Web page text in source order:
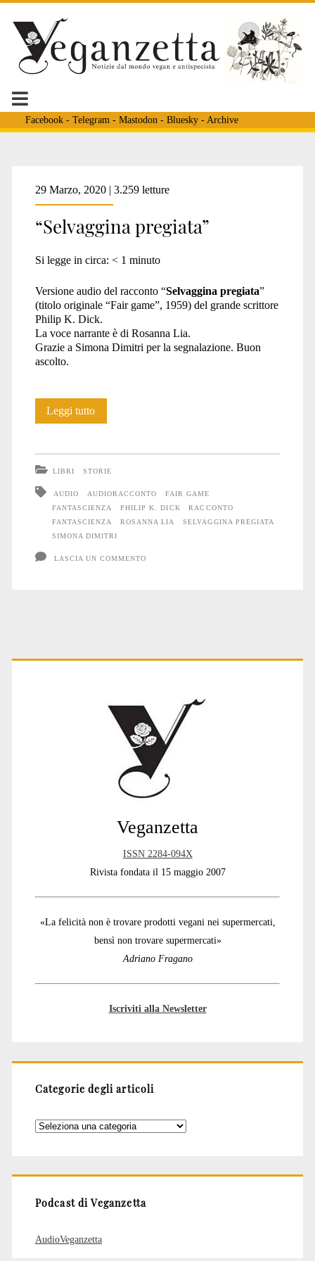
Facebook- Telegram - Mastodon - Bluesky- Archive
Tag:
<span>selvaggina
pregiata</span>
29 Marzo, 2020 | 3.259 letture
“Selvaggina pregiata”
Si legge in circa: < 1 minuto
Versione audio del racconto “Selvaggina pregiata”
(titolo originale “Fair game”, 1959) del grande scrittore
Philip K. Dick.
La voce narrante è di Rosanna Lia.
Grazie a Simona Dimitri per la segnalazione. Buon
ascolto.
Leggi tutto“Selvaggina
LIBRI STORIE
AUDIO AUDIORACCONTO
FAIR GAME
FANTASCIENZA
PHILIP K. DICK
RACCONTO
FANTASCIENZA
ROSANNA LIA
SELVAGGINA PREGIATA
SIMONA DIMITRI
LASCIA UN COMMENTO
Primary
Veganzetta
ISSN 2284-094X
Rivista fondata il 15 maggio 2007
«La felicità non è trovare prodotti vegani nei supermercati,
bensì non trovare supermercati»
Adriano Fragano
Iscriviti alla Newsletter
Categorie degli articoli
Categorie
Podcast di Veganzetta
AudioVeganzetta